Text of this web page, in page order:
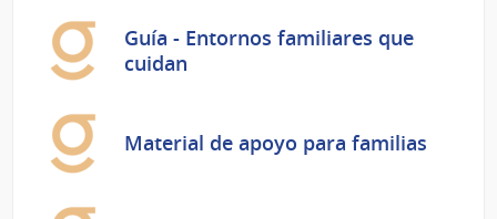
Guía - Entornos familiares que
cuidan
Material de apoyo para familias